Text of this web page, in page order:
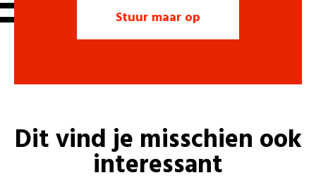
Dit vind je misschien ook
interessant